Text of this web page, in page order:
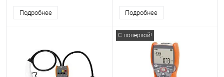
Подробнее Подробнее
С поверкой!